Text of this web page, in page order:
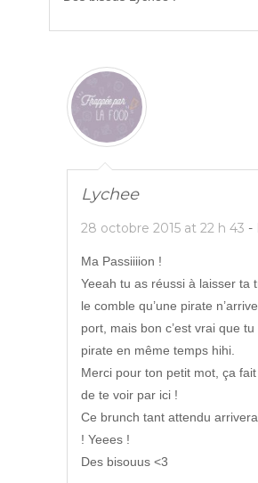
Lychee
28 octobre 2015 at 22 h 43 -
Ma Passiiiion !
Yeeah tu as réussi à laisser ta
le comble qu’une pirate
port, mais bon c’est vrai que tu
pirate en même temps hihi.
Merci pour ton petit mot, ça
de te voir par ici !
Ce brunch tant attendu
! Yeees !
Des bisouus <3